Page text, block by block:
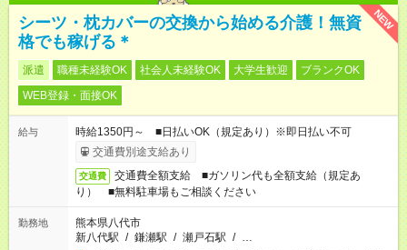
NEW
シーツ・枕カバーの交換から始める介護！無資
格でも稼げる＊
派遣 職種未経験OK 社会人未経験OK 大学生歓迎
ブランクOK
WEB登録・面接OK
給与
時給1350円～ ■日払いOK（規定あり）※即日払い不可
交通費別途支給あり
交通費
交通費全額支給 ■ガソリン代も全額支給（規定あ
り） ■無料駐車場もご相談ください
勤務地
熊本県八代市
新八代駅 / 鎌瀬駅 / 瀬戸石駅 / …